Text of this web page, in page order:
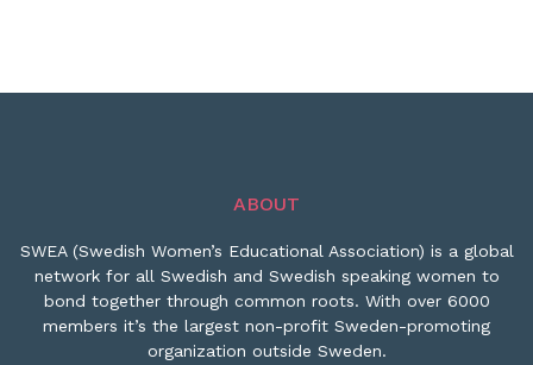
ABOUT
SWEA (Swedish Women’s Educational Association) is a global
network for all Swedish and Swedish speaking women to
bond together through common roots. With over 6000
members it’s the largest non-profit Sweden-promoting
organization outside Sweden.